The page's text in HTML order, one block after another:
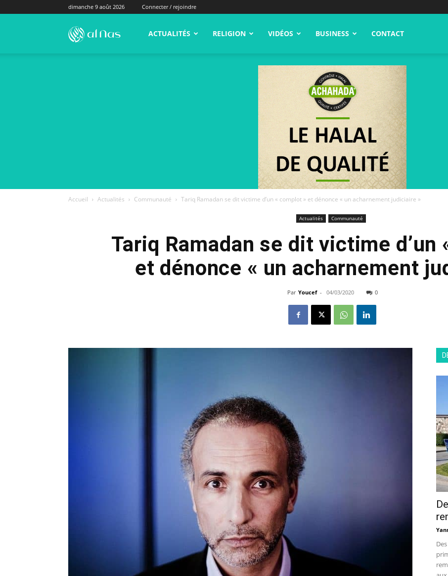
dimanche 9 août 2026 Connecter / rejoindre
alNas.fr ACTUALITÉS RELIGION VIDÉOS BUSINESS CONTACT
Accueil Actualités Communauté Tariq Ramadan se dit victime d’un « complot » et dénonce « un acharnement judiciaire »
Actualités Communauté
Tariq Ramadan se dit victime d’un
et dénonce « un acharnement
Par Youcef - 04/03/2020 0